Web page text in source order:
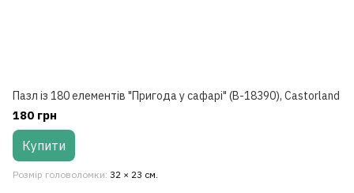
Пазл із 180 елементів "Пригода у сафарі" (B-18390), Castorland
180 грн
Купити
Розмір головоломки 32 × 23 см.